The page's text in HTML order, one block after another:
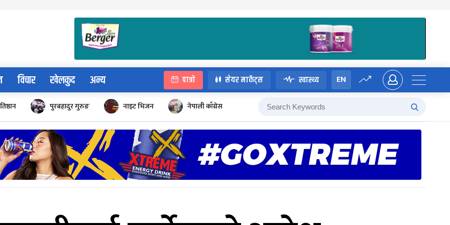
विचार खेलकुद अन्य पात्रो सेयर मार्केट्स स्वास्थ्य EN
पुरबहादुर गुरुङ नाइट भिजन नेपाली काँग्रेस